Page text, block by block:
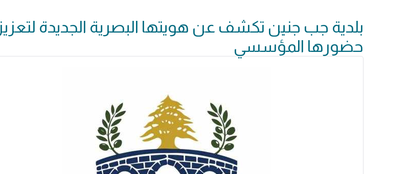
بلدية جب جنين تكشف عن هويتها البصرية الجديدة لتعزيز
حضورها المؤسسي